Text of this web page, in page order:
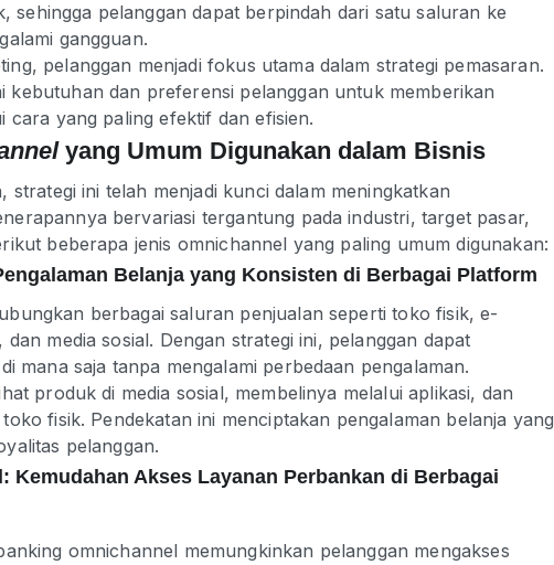
sehingga pelanggan dapat berpindah dari satu saluran ke
gangguan.
pelanggan menjadi fokus utama dalam strategi pemasaran.
kebutuhan dan preferensi pelanggan untuk memberikan
cara yang paling efektif dan efisien.
yang Umum Digunakan dalam Bisnis
strategi ini telah menjadi kunci dalam meningkatkan
bervariasi tergantung pada industri, target pasar,
beberapa jenis omnichannel yang paling umum digunakan:
Belanja yang Konsisten di Berbagai Platform
berbagai saluran penjualan seperti toko fisik, e-
media sosial. Dengan strategi ini, pelanggan dapat
mana saja tanpa mengalami perbedaan pengalaman.
produk di media sosial, membelinya melalui aplikasi, dan
fisik. Pendekatan ini menciptakan pengalaman belanja yang
pelanggan.
Kemudahan Akses Layanan Perbankan di Berbagai
omnichannel memungkinkan pelanggan mengakses